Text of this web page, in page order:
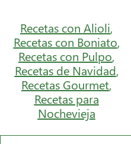
Recetas con Alioli,
Recetas con Boniato,
Recetas con Pulpo,
Recetas de Navidad,
Recetas Gourmet,
Recetas para
Nochevieja